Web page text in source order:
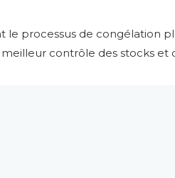
processus de congélation
contrôle des stocks et